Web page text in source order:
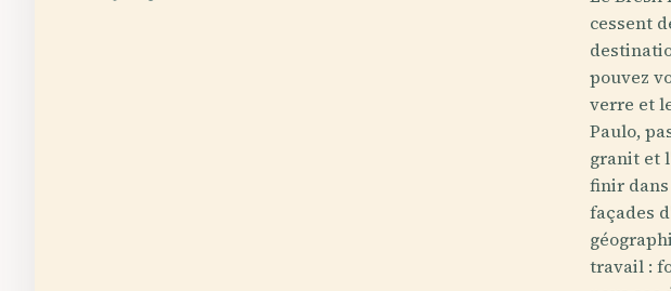
cessent
pouvez
verre et
Paulo,
granit et
finir
façades
travail :